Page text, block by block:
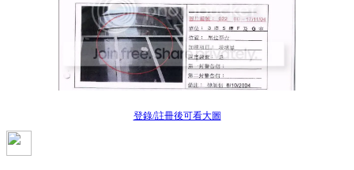
登錄/註冊後可看大圖